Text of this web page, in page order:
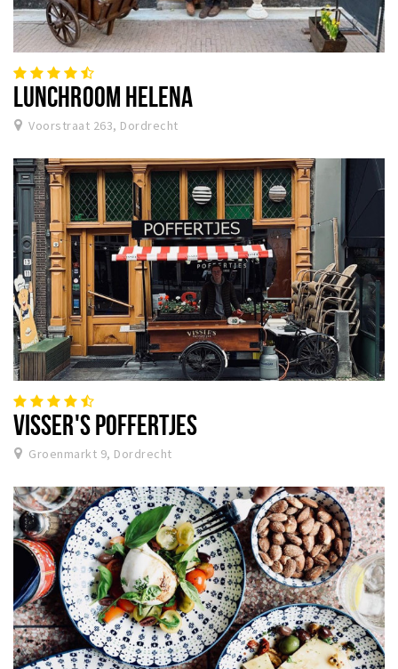
LUNCHROOM HELENA
Voorstraat 263, Dordrecht
VISSER'S POFFERTJES
Groenmarkt 9, Dordrecht